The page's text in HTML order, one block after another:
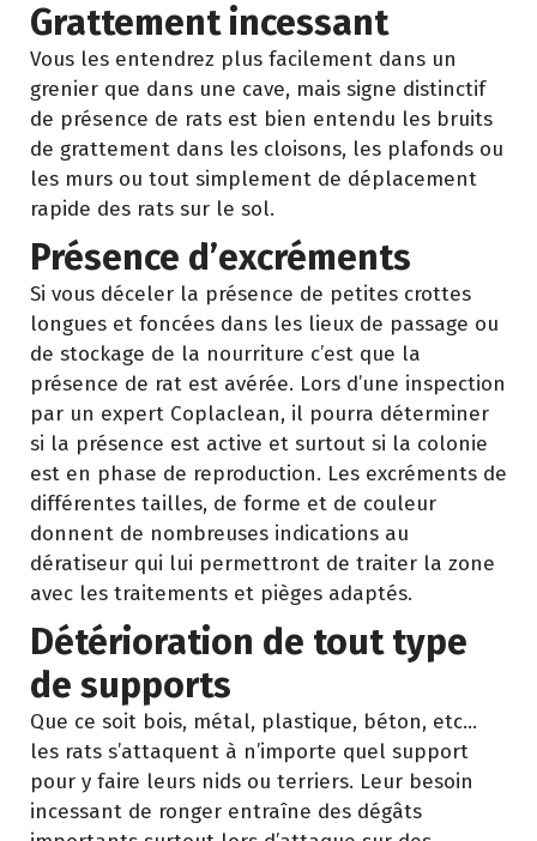
Grattement incessant
Vous les entendrez plus facilement dans un
grenier que dans une cave, mais signe distinctif
de présence de rats est bien entendu les bruits
de grattement dans les cloisons, les plafonds ou
les murs ou tout simplement de déplacement
rapide des rats sur le sol.
Présence d’excréments
Si vous déceler la présence de petites crottes
longues et foncées dans les lieux de passage ou
de stockage de la nourriture c’est que la
présence de rat est avérée. Lors d’une inspection
par un expert Coplaclean, il pourra déterminer
si la présence est active et surtout si la colonie
est en phase de reproduction. Les excréments de
différentes tailles, de forme et de couleur
donnent de nombreuses indications au
dératiseur qui lui permettront de traiter la zone
avec les traitements et pièges adaptés.
Détérioration de tout type
de supports
Que ce soit bois, métal, plastique, béton, etc…
les rats s’attaquent à n’importe quel support
pour y faire leurs nids ou terriers. Leur besoin
incessant de ronger entraîne des dégâts